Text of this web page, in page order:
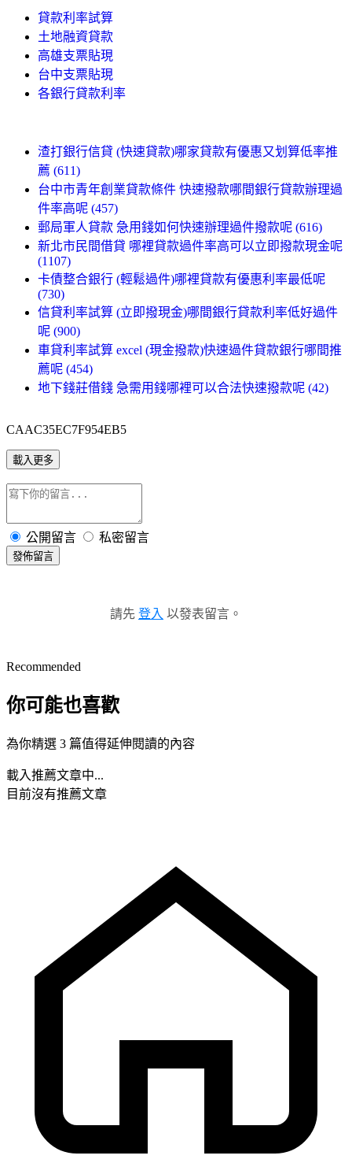
貸款利率試算
土地融資貸款
高雄支票貼現
台中支票貼現
各銀行貸款利率
渣打銀行信貸 (快速貸款)哪家貸款有優惠又划算低率推
薦 (611)
台中市青年創業貸款條件 快速撥款哪間銀行貸款辦理過
件率高呢 (457)
郵局軍人貸款 急用錢如何快速辦理過件撥款呢 (616)
新北市民間借貸 哪裡貸款過件率高可以立即撥款現金呢
(1107)
卡債整合銀行 (輕鬆過件)哪裡貸款有優惠利率最低呢
(730)
信貸利率試算 (立即撥現金)哪間銀行貸款利率低好過件
呢 (900)
車貸利率試算 excel (現金撥款)快速過件貸款銀行哪間推
薦呢 (454)
地下錢莊借錢 急需用錢哪裡可以合法快速撥款呢 (42)
CAAC35EC7F954EB5
載入更多
公開留言 私密留言
發佈留言
請先 登入 以發表留言。
Recommended
你可能也喜歡
為你精選 3 篇值得延伸閱讀的內容
載入推薦文章中...
目前沒有推薦文章